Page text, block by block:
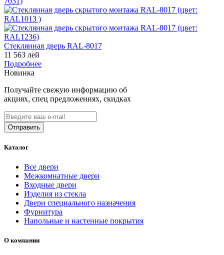
Стеклянная дверь RAL-8017
11 563 лей
Подробнее
Новинка
Получайте свежую информацию об
акциях, спец предложениях, скидках
Каталог
Все двери
Межкомнатные двери
Входные двери
Изделия из стекла
Двери специального назначения
Фурнитура
Напольные и настенные покрытия
О компании